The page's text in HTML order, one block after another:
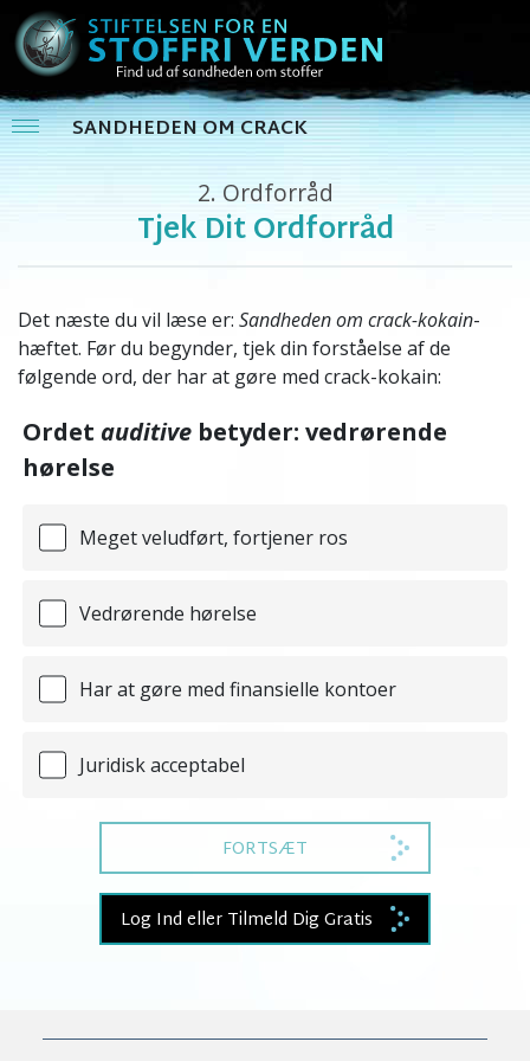
SANDHEDEN OM CRACK
2. Ordforråd
Tjek Dit Ordforråd
Det næste du vil læse er: Sandheden om crack-kokain-
hæftet. Før du begynder, tjek din forståelse af de
følgende ord, der har at gøre med crack-kokain:
Ordet auditive betyder: vedrørende
hørelse
Meget veludført, fortjener ros
Vedrørende hørelse
Har at gøre med finansielle kontoer
Juridisk acceptabel
FORTSÆT
Log Ind eller Tilmeld Dig Gratis